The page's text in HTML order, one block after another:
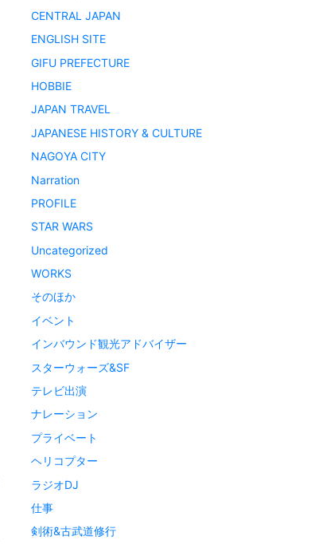
CENTRAL JAPAN
ENGLISH SITE
GIFU PREFECTURE
HOBBIE
JAPAN TRAVEL
JAPANESE HISTORY & CULTURE
NAGOYA CITY
Narration
PROFILE
STAR WARS
Uncategorized
WORKS
そのほか
イベント
インバウンド観光アドバイザー
スターウォーズ&SF
テレビ出演
ナレーション
プライベート
ヘリコプター
ラジオDJ
仕事
剣術&古武道修行